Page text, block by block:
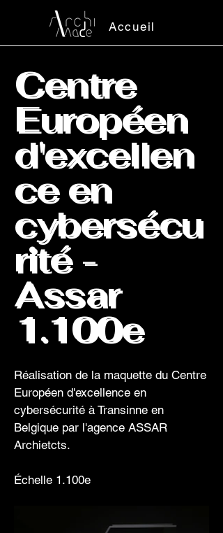
Accueil
Centre
Européen
d'excellen
ce en
cybersécu
rité -
Assar
1.100e
Réalisation de la maquette du Centre
Européen d'excellence en
cybersécurité à Transinne en
Belgique par l'agence ASSAR
Archietcts.
Échelle 1.100e